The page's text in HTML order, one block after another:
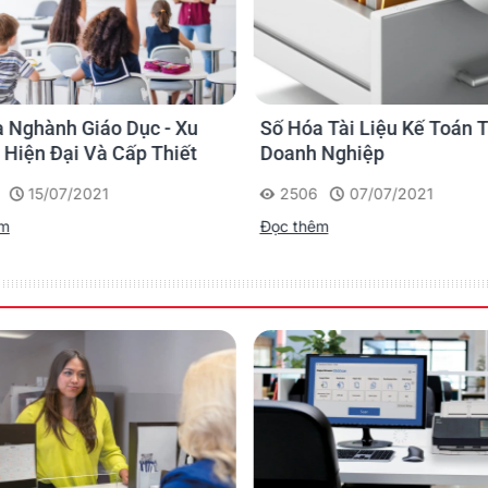
80 / 80 ppm 160 / 160 ipm
80 / 80 ppm
Up to 300 sheets (80 g/m2 , 21 lbs.)
Length control, Barcode detection (ISIS), Patch code
Auto preview, Auto rescan, Image emphasis, Dynamic
Dither, Error diffusion, Grayscale(8 bit), Binary
JPEG for color and grayscale
48 x 70 mm (1.9 x 2.75 in.)
297 × 432 mm (11.7 in. × 17 in.)
20 - 157 g/m 2 (5 - 42 lbs.)
307 x 2,540 mm (12.09 x 100 in.)
468 x 444 x 344 mm (18.5 x 17.5 x 13.5 in.)
17 kg (37.5 lbs.)
100V : 100-127V, 50/60Hz, 1.5A or
200V : 220-240V, 50/60Hz, 0.8A
90 W or less / 1.5 A (100-127 V), 0.8A (AC220-240 V)
Nghành Giáo Dục - Xu
Đại Và Cấp Thiết
15/07/2021
Số Hóa Tài Liệu Kế Toán
Doanh Nghiệp
2506
07/07/2021
Đọc thêm